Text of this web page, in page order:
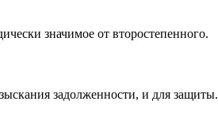
значимое от второстепенного.
задолженности, и для защиты.